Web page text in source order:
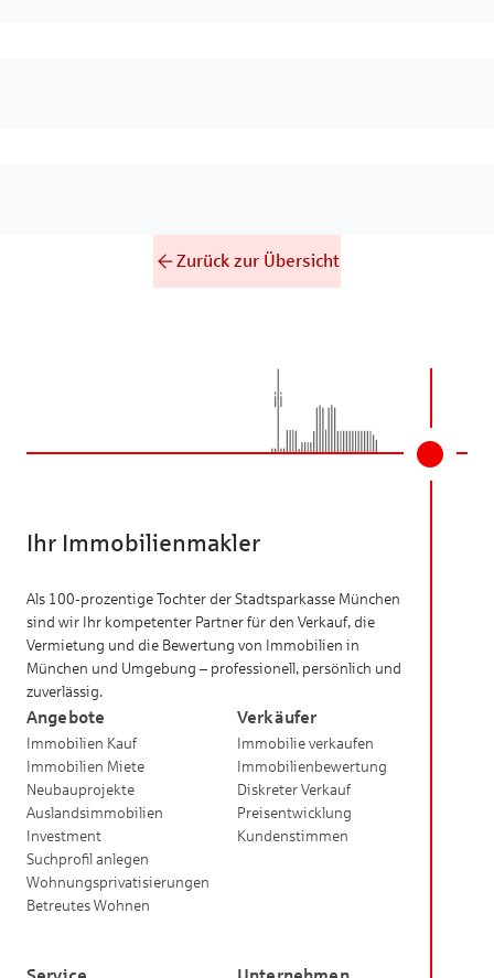
Zurück zur Übersicht
Ihr Immobilienmakler
Als 100-prozentige Tochter der Stadtsparkasse München
sind wir Ihr kompetenter Partner für den Verkauf, die
Vermietung und die Bewertung von Immobilien in
München und Umgebung – professionell, persönlich und
zuverlässig.
Angebote
Immobilien Kauf
Immobilien Miete
Neubauprojekte
Auslandsimmobilien
Investment
Suchprofil anlegen
Wohnungsprivatisierungen
Betreutes Wohnen
Verkäufer
Immobilie verkaufen
Immobilienbewertung
Diskreter Verkauf
Preisentwicklung
Kundenstimmen